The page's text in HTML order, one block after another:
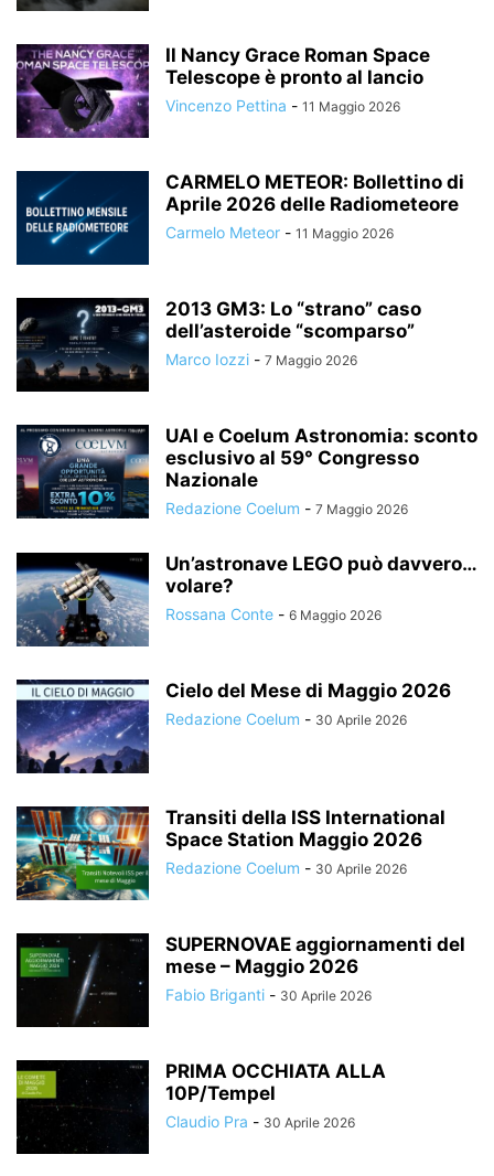
Il Nancy Grace Roman Space
Telescope è pronto al lancio
Vincenzo Pettina - 11 Maggio 2026
CARMELO METEOR: Bollettino di
Aprile 2026 delle Radiometeore
Carmelo Meteor - 11 Maggio 2026
2013 GM3: Lo “strano” caso
dell’asteroide “scomparso”
Marco Iozzi - 7 Maggio 2026
UAI e Coelum Astronomia: sconto
esclusivo al 59° Congresso
Nazionale
Redazione Coelum - 7 Maggio 2026
Un’astronave LEGO può davvero…
volare?
Rossana Conte - 6 Maggio 2026
Cielo del Mese di Maggio 2026
Redazione Coelum - 30 Aprile 2026
Transiti della ISS International
Space Station Maggio 2026
Redazione Coelum - 30 Aprile 2026
SUPERNOVAE aggiornamenti del
mese – Maggio 2026
Fabio Briganti - 30 Aprile 2026
PRIMA OCCHIATA ALLA
10P/Tempel
Claudio Pra - 30 Aprile 2026